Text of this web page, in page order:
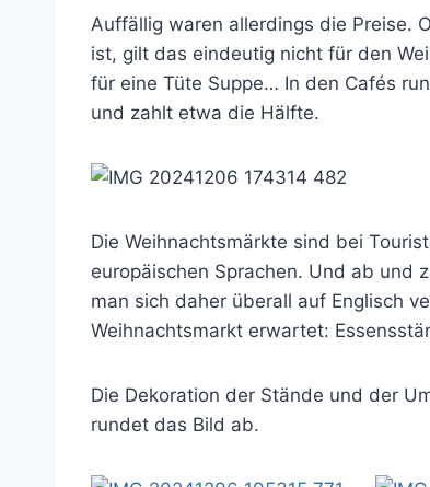
Auffällig waren allerdings die Preise.
ist, gilt das eindeutig nicht für den
für eine Tüte Suppe… In den Cafés
und zahlt etwa die Hälfte.
Die Weihnachtsmärkte sind bei
europäischen Sprachen. Und ab und
man sich daher überall auf Englisch
Weihnachtsmarkt erwartet:
Die Dekoration der Stände und der
rundet das Bild ab.